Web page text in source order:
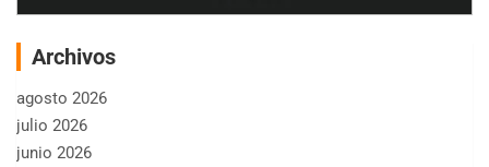
Archivos
agosto 2026
julio 2026
junio 2026